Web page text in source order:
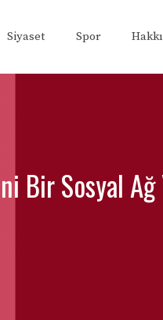
Siyaset Spor
Bir Sosyal Ağ